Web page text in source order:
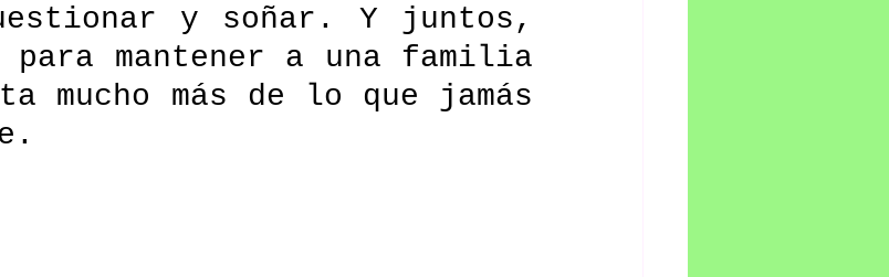
y soñar. Y juntos,
para mantener a una familia
mucho más de lo que jamás